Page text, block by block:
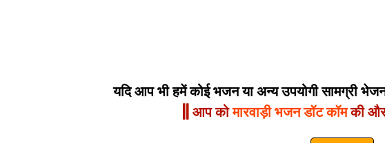
यदि आप भी हमें कोई भजन या अन्य उपयोगी सामग्री
|| आप कोमारवाड़ी भजन डॉट कॉमकी और